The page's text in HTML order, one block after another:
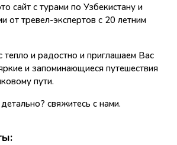
сайт с турами по Узбекистану и
от тревел-экспертов с 20 летним
тепло и радостно и приглашаем Вас
и запоминающиеся путешествия
пути.
свяжитесь с нами.